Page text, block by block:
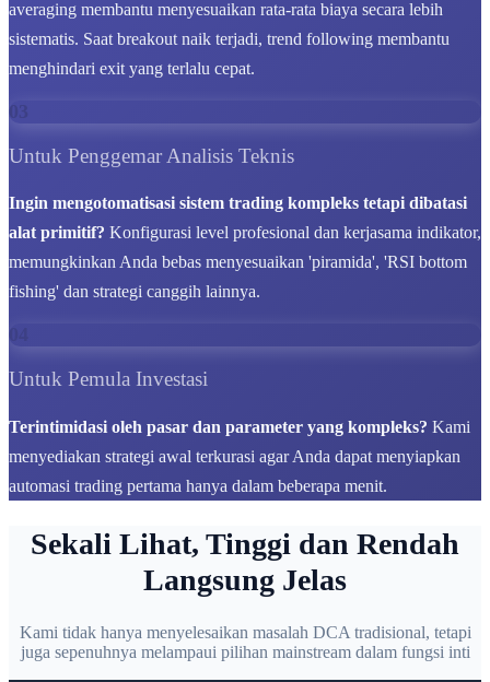
averaging membantu menyesuaikan rata-rata biaya secara lebih
sistematis. Saat breakout naik terjadi, trend following membantu
menghindari exit yang terlalu cepat.
03
Untuk Penggemar Analisis Teknis
Ingin mengotomatisasi sistem trading kompleks tetapi dibatasi
alat primitif? Konfigurasi level profesional dan kerjasama indikator,
memungkinkan Anda bebas menyesuaikan 'piramida', 'RSI bottom
fishing' dan strategi canggih lainnya.
Untuk Pemula Investasi
Terintimidasi oleh pasar dan parameter yang kompleks? Kami
menyediakan strategi awal terkurasi agar Anda dapat menyiapkan
automasi trading pertama hanya dalam beberapa menit.
Sekali Lihat, Tinggi dan Rendah
Langsung Jelas
Kami tidak hanya menyelesaikan masalah DCA tradisional, tetapi
juga sepenuhnya melampaui pilihan mainstream dalam fungsi inti